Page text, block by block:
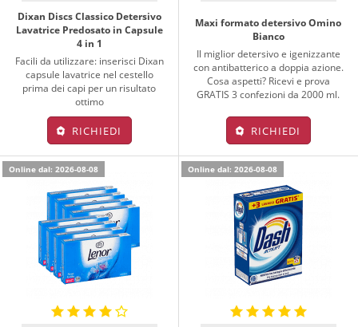
Dixan Discs Classico Detersivo
Lavatrice Predosato in Capsule
4 in 1
Facili da utilizzare: inserisci Dixan
capsule lavatrice nel cestello
prima dei capi per un risultato
ottimo
RICHIEDI
Maxi formato detersivo Omino
Bianco
Il miglior detersivo e igenizzante
con antibatterico a doppia azione.
Cosa aspetti? Ricevi e prova
GRATIS 3 confezioni da 2000 ml.
RICHIEDI
Online dal: 2026-08-08 Online dal: 2026-08-08